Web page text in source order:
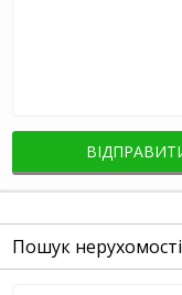
Пошук нерухомості